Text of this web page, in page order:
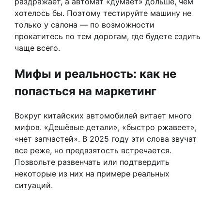
хотелось бы. Поэтому тестируйте машину не
только у салона — по возможности
прокатитесь по тем дорогам, где будете ездить
чаще всего.
Мифы и реальность: как не
попасться на маркетинг
Вокруг китайских автомобилей витает много
мифов. «Дешёвые детали», «быстро ржавеет»,
«нет запчастей». В 2025 году эти слова звучат
все реже, но предвзятость встречается.
Позвольте развенчать или подтвердить
некоторые из них на примере реальных
ситуаций.